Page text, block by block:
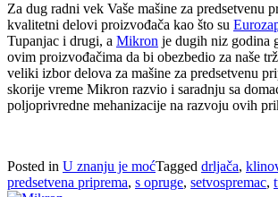
Za dug radni vek Vaše mašine za predsetvenu
kvalitetni delovi proizvođača kao što su
Tupanjac i drugi, a Mikron je dugih niz godina
ovim proizvođačima da bi obezbedio za naše
veliki izbor delova za mašine za predsetvenu
skorije vreme Mikron razvio i saradnju sa
poljoprivredne mehanizacije na razvoju ovih
Posted in U znanju je moćTagged drljača,
predsetvena priprema, s opruge, setvospremac,